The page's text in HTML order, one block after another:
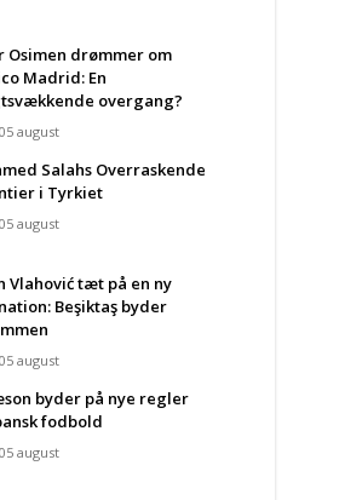
Osimen drømmer om
Madrid: En
overgang?
august
Salahs Overraskende
i Tyrkiet
august
Vlahović tæt på en ny
Beşiktaş byder
august
byder på nye regler
fodbold
august